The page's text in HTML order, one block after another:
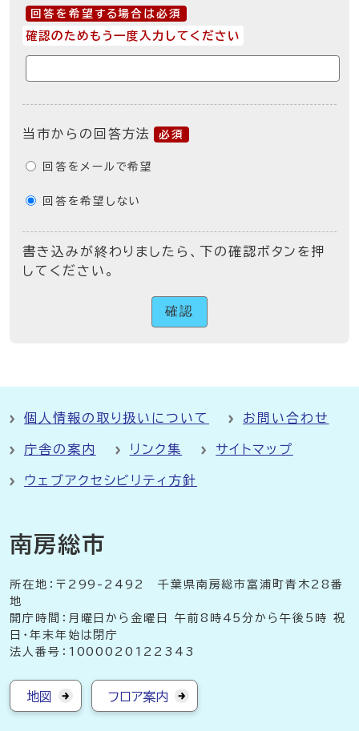
回答を希望する場合は必須
確認のためもう一度入力してください
当市からの回答方法 必須
回答をメールで希望
回答を希望しない
書き込みが終わりましたら、下の確認ボタンを押
してください。
確認
個人情報の取り扱いについて お問い合わせ
庁舎の案内 リンク集 サイトマップ
ウェブアクセシビリティ方針
南房総市
所在地：〒299-2492 千葉県南房総市富浦町青木28番
地
開庁時間：月曜日から金曜日 午前8時45分から午後5時 祝
日・年末年始は閉庁
法人番号：1000020122343
地図 フロア案内